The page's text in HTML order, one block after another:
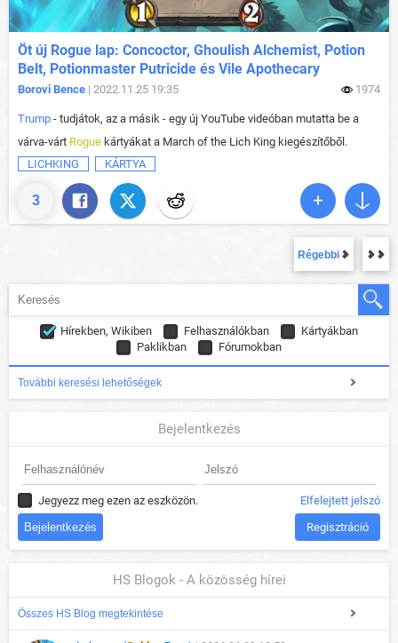
3
Öt új Rogue lap: Concoctor, Ghoulish Alchemist, Potion
Belt, Potionmaster Putricide és Vile Apothecary
Borovi Bence | 2022.11.25 19:35 1974
Trump - tudjátok, az a másik - egy új YouTube videóban mutatta be a
várva-várt Rogue kártyákat a March of the Lich King kiegészítőből.
LICHKING
KÁRTYA
Régebbi
Hírekben, Wikiben Felhasználókban
Kártyákban
Paklikban
Fórumokban
További keresési lehetőségek
Bejelentkezés
Jegyezz meg ezen az eszközön. Elfelejtett jelszó
Regisztráció
HS Blogok - A közösség hírei
Összes HS Blog megtekintése